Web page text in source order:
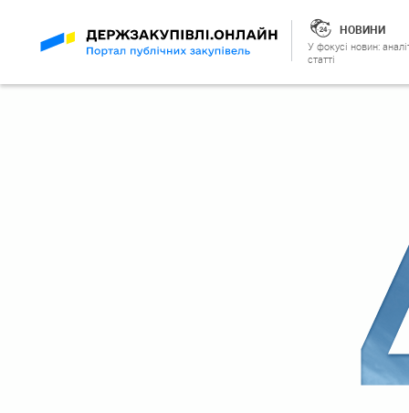
НОВИНИ
У фокусі новин:
статті